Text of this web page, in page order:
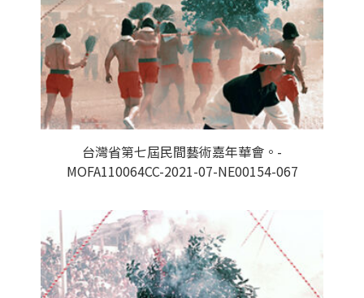
台灣省第七屆民間藝術嘉年華會。-
MOFA110064CC-2021-07-NE00154-067